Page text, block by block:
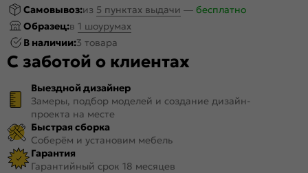
Самовывоз:из 5 пунктах выдачи — бесплатно
Образец:в 1 шоурумах
В наличии:3 товара
С заботой о клиентах
Выездной дизайнер
Замеры, подбор моделей и создание дизайн-
проекта на месте
Быстрая сборка
Соберём и установим мебель
Гарантия
Гарантийный срок 18 месяцев